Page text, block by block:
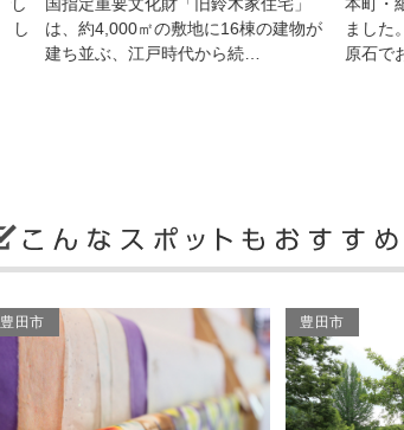
は、約4,000㎡の敷地に16棟の建物が
建ち並ぶ、江戸時代から続…
ました。土
原石でお
豊田市 豊田市